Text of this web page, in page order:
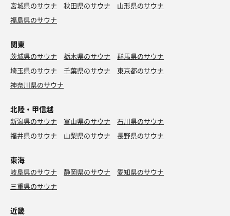
宮城県のサウナ 秋田県のサウナ
山形県のサウナ
福島県のサウナ
関東
茨城県のサウナ 栃木県のサウナ
群馬県のサウナ
埼玉県のサウナ
千葉県のサウナ
東京都のサウナ
神奈川県のサウナ
北陸・甲信越
新潟県のサウナ 富山県のサウナ
石川県のサウナ
福井県のサウナ
山梨県のサウナ 長野県のサウナ
東海
岐阜県のサウナ 静岡県のサウナ
愛知県のサウナ
三重県のサウナ
近畿